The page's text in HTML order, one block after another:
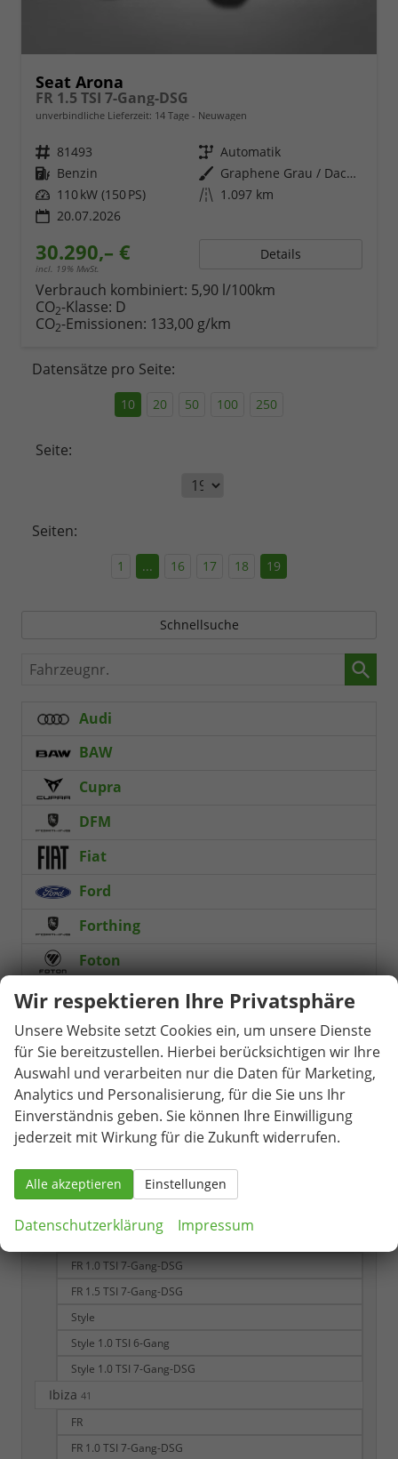
Seat Arona
FR 1.5 TSI 7-Gang-DSG
unverbindliche Lieferzeit: 14 Tage Neuwagen
Fahrzeugnr. 81493 Getriebe Automatik
Kraftstoff Benzin Außenfarbe
Graphene Grau / Dach in Midnight Schwarz Metallic
Leistung 110 kW (150 PS) Kilometerstand 1.097 km
20.07.2026
30.290,– €
incl. 19% MwSt.
Details
Verbrauch kombiniert: 5,90 l/100km
CO2-Klasse: D
CO2-Emissionen: 133,00 g/km
Datensätze pro Seite:
10 20 50 100 250
Seite:
Seiten:
1 ... 16 17 18 19
Schnellsuche
Fahrzeugnr.
Audi
BAW
Cupra
DFM
Fiat
Ford
Forthing
Foton
Hyundai
Mazda
Mercedes-Benz
Nissan
Opel
Seat
FR 1.0 TSI 7-Gang-DSG
FR 1.5 TSI 7-Gang-DSG
Style
Style 1.0 TSI 6-Gang
Style 1.0 TSI 7-Gang-DSG
Ibiza 41
FR
FR 1.0 TSI 7-Gang-DSG
Wir respektieren Ihre Privatsphäre
Unsere Website setzt Cookies ein, um unsere Dienste
für Sie bereitzustellen. Hierbei berücksichtigen wir Ihre
Auswahl und verarbeiten nur die Daten für Marketing,
Analytics und Personalisierung, für die Sie uns Ihr
Einverständnis geben. Sie können Ihre Einwilligung
jederzeit mit Wirkung für die Zukunft widerrufen.
Alle akzeptieren Einstellungen
Datenschutzerklärung Impressum